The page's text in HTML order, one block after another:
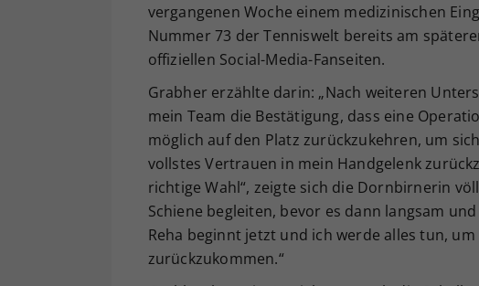
vergangenen Woche einem medizinischen
Nummer 73 der Tenniswelt bereits am
offiziellen Social-Media-Fanseiten.
Grabher erzählte darin: „Nach weiteren
mein Team die Bestätigung, dass eine
möglich auf den Platz zurückzukehren, um
vollstes Vertrauen in mein Handgelenk
richtige Wahl“, zeigte sich die Dornbirnerin
Schiene begleiten, bevor es dann langsam
Reha beginnt jetzt und ich werde alles tun,
zurückzukommen.“